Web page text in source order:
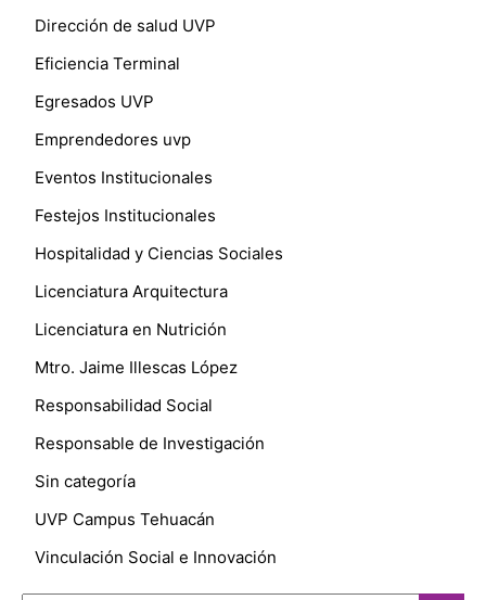
Dirección de salud UVP
Eficiencia Terminal
Egresados UVP
Emprendedores uvp
Eventos Institucionales
Festejos Institucionales
Hospitalidad y Ciencias Sociales
Licenciatura Arquitectura
Licenciatura en Nutrición
Mtro. Jaime Illescas López
Responsabilidad Social
Responsable de Investigación
Sin categoría
UVP Campus Tehuacán
Vinculación Social e Innovación